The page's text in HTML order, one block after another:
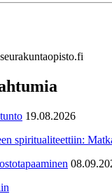
19.08.2026
spiritualiteettiin: